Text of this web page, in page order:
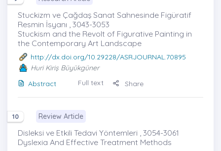
Stuckizm ve Çağdaş Sanat Sahnesinde Figüratif
Resmin İsyanı , 3043-3053
Stuckism and the Revolt of Figurative Painting in
the Contemporary Art Landscape
http://dx.doi.org/10.29228/ASRJOURNAL.70895
Huri Kiriş Büyükgüner
Abstract
Full text Share
10 Review Article
Disleksi ve Etkili Tedavi Yöntemleri , 3054-3061
Dyslexia And Effective Treatment Methods